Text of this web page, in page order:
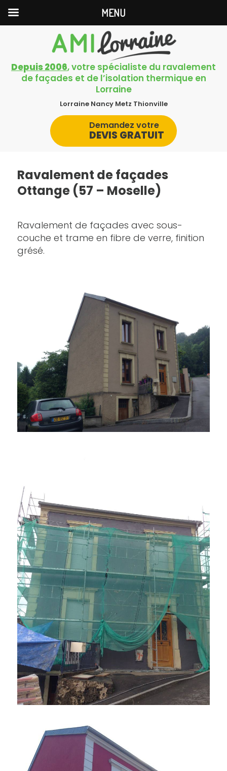
Depuis 2006, votre spécialiste du ravalement
de façades et de l’isolation thermique en
Lorraine
Lorraine Nancy Metz Thionville
Demandez votre
DEVIS GRATUIT
Ravalement de façades
Ottange (57 – Moselle)
Ravalement de façades avec sous-
couche et trame en fibre de verre, finition
grésé.
MENU